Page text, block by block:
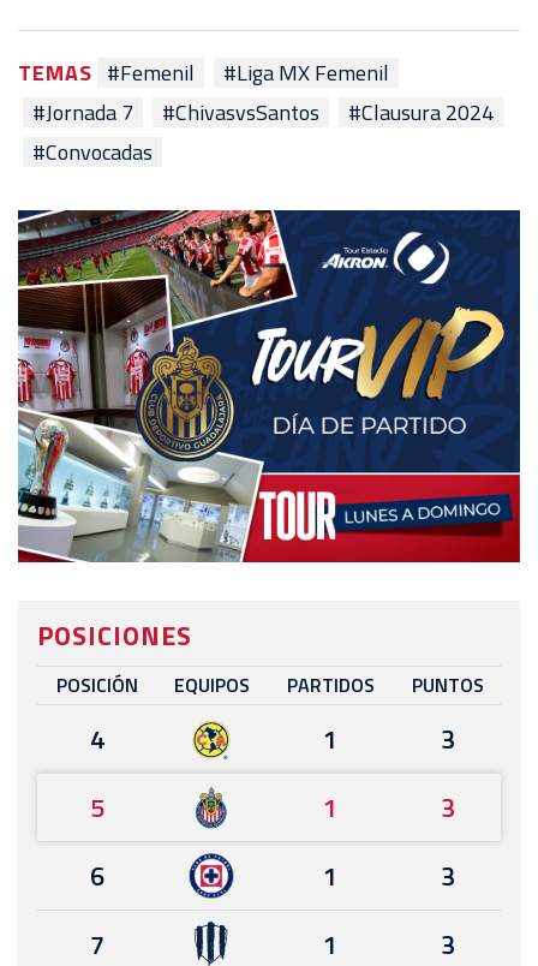
TEMAS #Femenil
#Liga MX Femenil
#Jornada 7
#ChivasvsSantos
#Clausura 2024
#Convocadas
POSICIONES
POSICIÓN EQUIPOS PARTIDOS PUNTOS
4 1
3
5
1
3
6
1
3
7
1
3